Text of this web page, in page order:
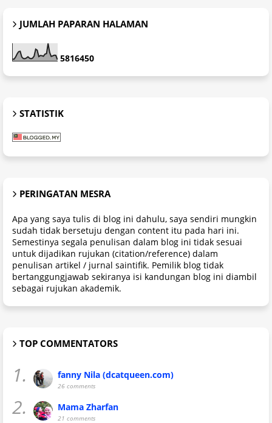
JUMLAH PAPARAN HALAMAN
5816450
STATISTIK
PERINGATAN MESRA
Apa yang saya tulis di blog ini dahulu, saya sendiri mungkin
sudah tidak bersetuju dengan content itu pada hari ini.
Semestinya segala penulisan dalam blog ini tidak sesuai
untuk dijadikan rujukan (citation/reference) dalam
penulisan artikel / jurnal saintifik. Pemilik blog tidak
bertanggungjawab sekiranya isi kandungan blog ini diambil
sebagai rujukan akademik.
TOP COMMENTATORS
1. fanny Nila (dcatqueen.com)
26 comments
2. Mama Zharfan
21 comments